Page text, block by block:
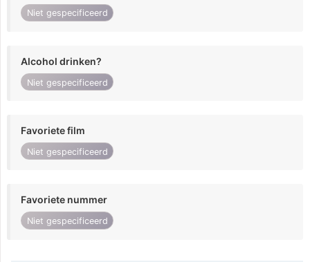
Niet gespecificeerd
Alcohol drinken?
Niet gespecificeerd
Favoriete film
Niet gespecificeerd
Favoriete nummer
Niet gespecificeerd